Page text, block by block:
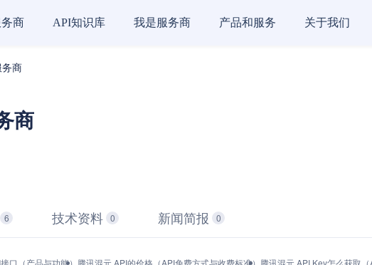
商 API知识库 我是服务商 产品和服务 关于我们
商
商
6 技术资料 0 新闻简报 0
口（产品与功能） 腾讯混元 API的价格（API免费方式与收费标准） 腾讯混元 API Key怎么获取